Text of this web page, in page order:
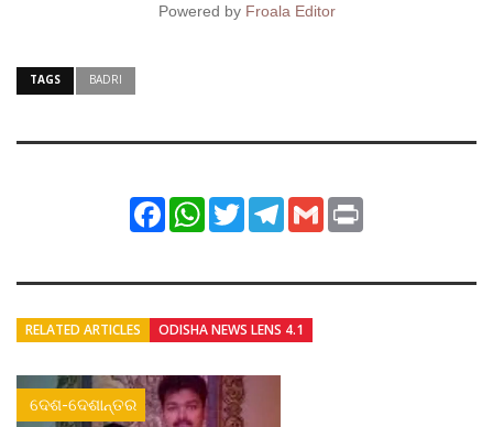
Powered by Froala Editor
TAGS BADRI
FacebookWhatsApp
TwitterTelegram
Gmail
RELATED ARTICLES ODISHA NEWS LENS 4.1
ଦେଶ-ଦେଶାନ୍ତର